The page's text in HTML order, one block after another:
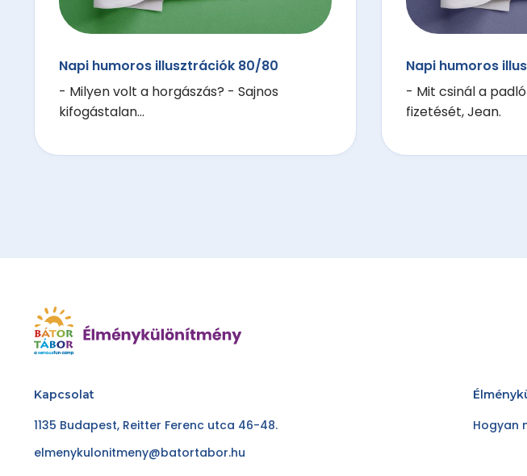
Napi humoros illusztrációk 80/80
- Milyen volt a horgászás? - Sajnos
kifogástalan...
Napi humoros
- Mit csinál a
fizetését, Jean.
Kapcsolat
1135 Budapest, Reitter Ferenc utca 46-48.
elmenykulonitmeny@batortabor.hu
Hogyan